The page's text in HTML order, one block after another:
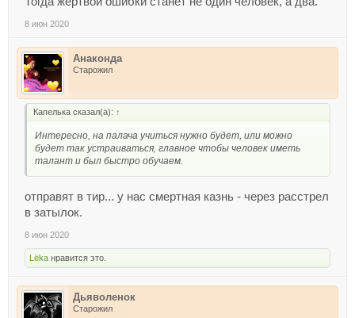
8 июн 2020
Анаконда
Старожил
Капелька сказал(а): ↑
Интересно, на палача учиться нужно будет, или можно
будет так устраиваться, главное чтобы человек иметь
талант и был быстро обучаем.
отправят в тир... у нас смертная казнь - через расстрел
в затылок.
8 июн 2020
Lёka нравится это.
Дьяволенок
Старожил